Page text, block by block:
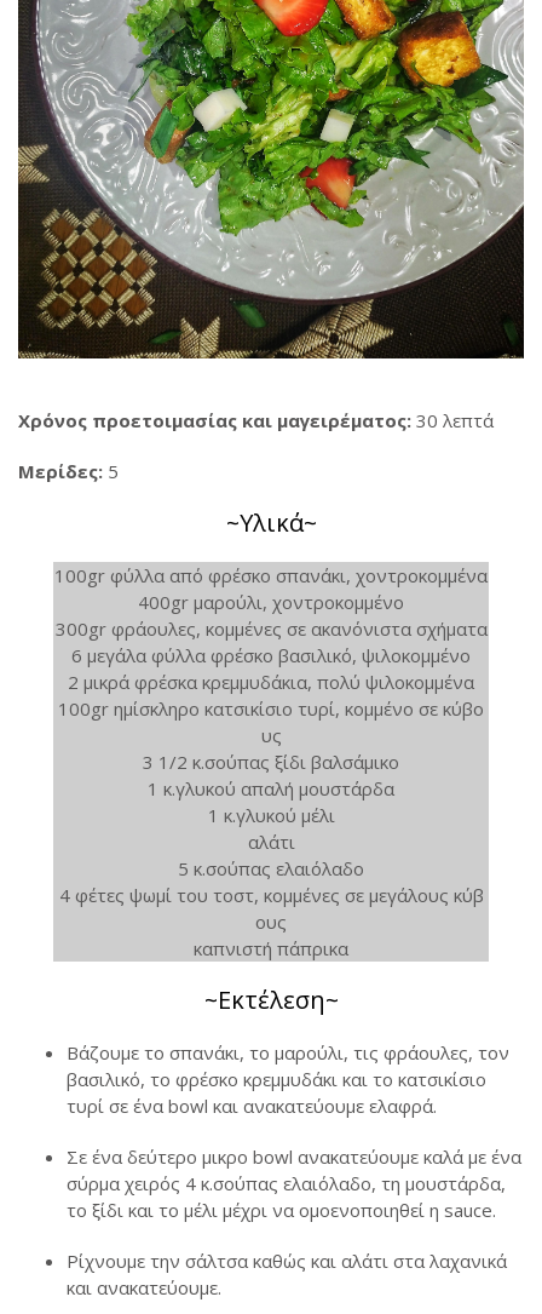
Χρόνος προετοιμασίας και μαγειρέματος: 30 λεπτά
Μερίδες: 5
~Υλικά~
100gr φύλλα από φρέσκο σπανάκι, χοντροκομμένα
400gr μαρούλι, χοντροκομμένο
300gr φράουλες, κομμένες σε ακανόνιστα σχήματα
6 μεγάλα φύλλα φρέσκο βασιλικό, ψιλοκομμένο
2 μικρά φρέσκα κρεμμυδάκια, πολύ ψιλοκομμένα
100gr ημίσκληρο κατσικίσιο τυρί, κομμένο σε κύβο
υς
3 1/2 κ.σούπας ξίδι βαλσάμικο
1 κ.γλυκού απαλή μουστάρδα
1 κ.γλυκού μέλι
αλάτι
5 κ.σούπας ελαιόλαδο
4 φέτες ψωμί του τοστ, κομμένες σε μεγάλους κύβ
ους
καπνιστή πάπρικα
~Εκτέλεση~
Βάζουμε το σπανάκι, το μαρούλι, τις φράουλες, τον
βασιλικό, το φρέσκο κρεμμυδάκι και το κατσικίσιο
τυρί σε ένα bowl και ανακατεύουμε ελαφρά.
Σε ένα δεύτερο μικρο bowl ανακατεύουμε καλά με ένα
σύρμα χειρός 4 κ.σούπας ελαιόλαδο, τη μουστάρδα,
το ξίδι και το μέλι μέχρι να ομοενοποιηθεί η sauce.
Ρίχνουμε την σάλτσα καθώς και αλάτι στα λαχανικά
και ανακατεύουμε.